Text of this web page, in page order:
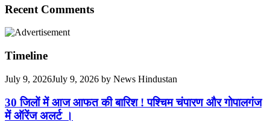
Recent Comments
Timeline
July 9, 2026July 9, 2026 by News Hindustan
30 जिलों में आज आफत की बारिश ! पश्चिम चंपारण और गोपालगंज
में ऑरेंज अलर्ट ।